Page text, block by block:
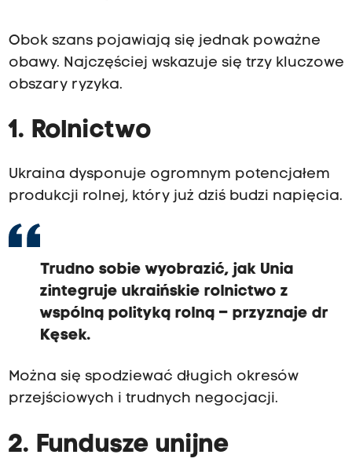
Obok szans pojawiają się jednak poważne
obawy. Najczęściej wskazuje się trzy kluczowe
obszary ryzyka.
1. Rolnictwo
Ukraina dysponuje ogromnym potencjałem
produkcji rolnej, który już dziś budzi napięcia.
Trudno sobie wyobrazić, jak Unia
zintegruje ukraińskie rolnictwo z
wspólną polityką rolną – przyznaje dr
Kęsek.
Można się spodziewać długich okresów
przejściowych i trudnych negocjacji.
2. Fundusze unijne